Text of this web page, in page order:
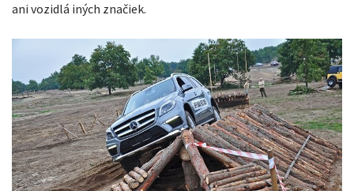
ani vozidlá iných značiek.